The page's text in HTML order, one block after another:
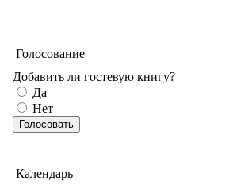
Голосование
Добавить ли гостевую книгу?
Да
Нет
Календарь